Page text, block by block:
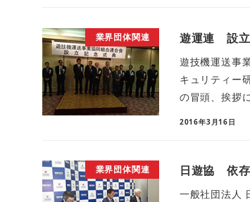
業界団体関連 遊運連 設立
遊技機運送事
キュリティー
の冒頭、挨拶
2016年3月16日
業界団体関連 日遊協 依存
一般社団法人